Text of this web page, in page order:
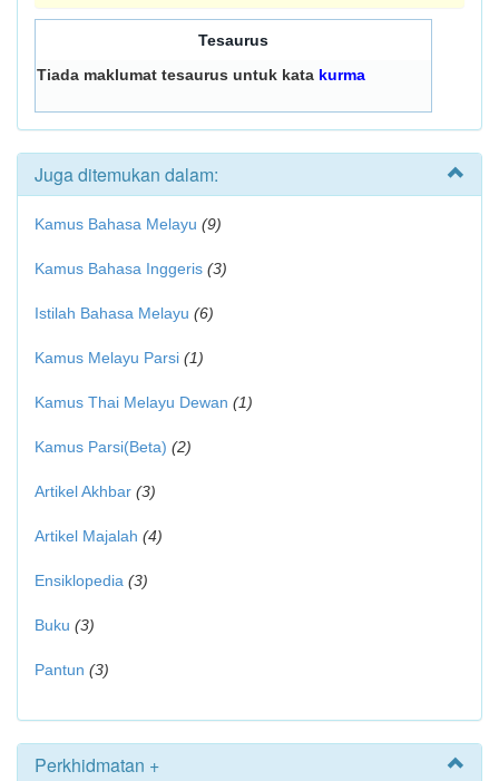
Tesaurus
Tiada maklumat tesaurus untuk kata kurma
Juga ditemukan dalam:
Kamus Bahasa Melayu (9)
Kamus Bahasa Inggeris (3)
Istilah Bahasa Melayu (6)
Kamus Melayu Parsi (1)
Kamus Thai Melayu Dewan (1)
Kamus Parsi(Beta) (2)
Artikel Akhbar (3)
Artikel Majalah (4)
Ensiklopedia (3)
Buku (3)
Pantun (3)
Perkhidmatan +